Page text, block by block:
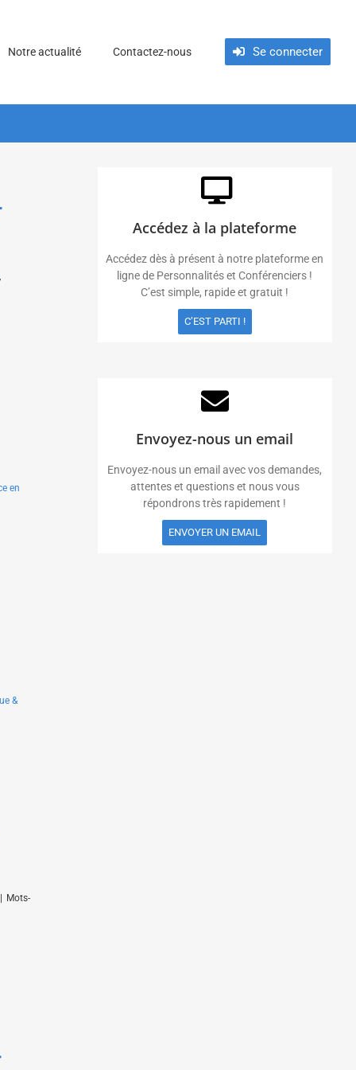
Notre actualité Contactez-nous Se connecter
en
&
Mots-
Accédez à la plateforme
Accédez dès à présent à notre plateforme en
ligne de Personnalités et Conférenciers !
C’est simple, rapide et gratuit !
C’EST PARTI !
Envoyez-nous un email
Envoyez-nous un email avec vos demandes,
attentes et questions et nous vous
répondrons très rapidement !
ENVOYER UN EMAIL